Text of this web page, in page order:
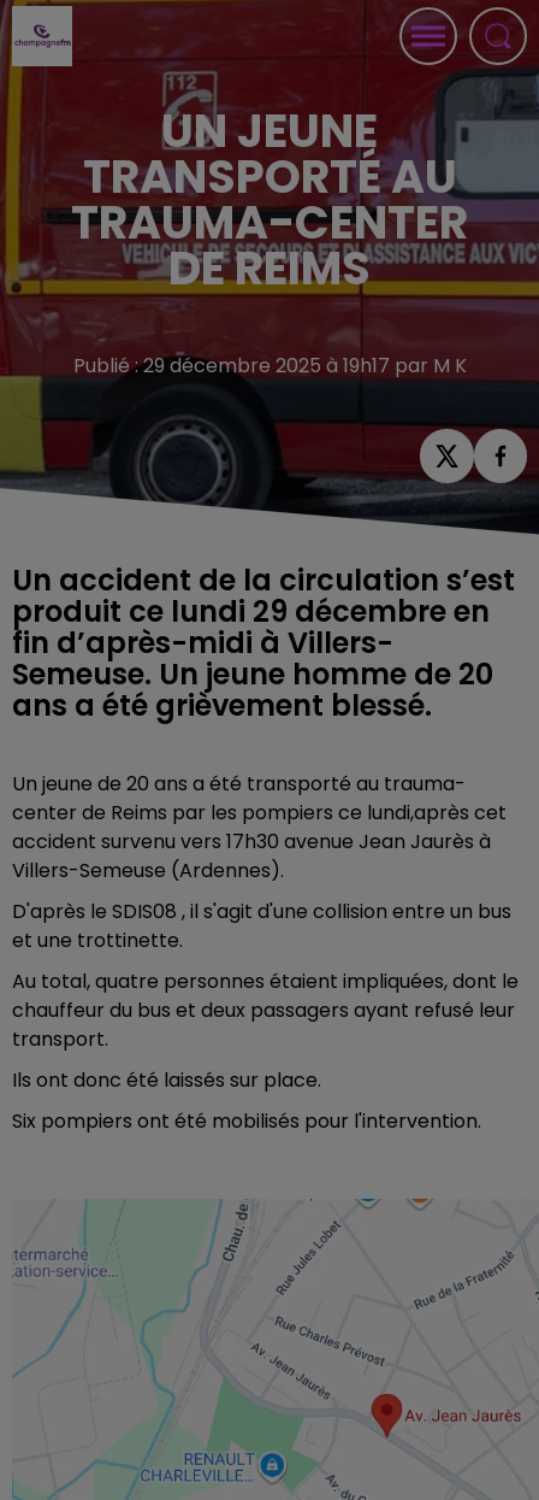
UN JEUNE
TRANSPORTÉ AU
TRAUMA-CENTER
DE REIMS
Publié : 29 décembre 2025 à 19h17 par M K
Un accident de la circulation s’est
produit ce lundi 29 décembre en
fin d’après-midi à Villers-
Semeuse. Un jeune homme de 20
ans a été grièvement blessé.
Un jeune de 20 ans a été transporté au trauma-
center de Reims par les pompiers ce lundi,après cet
accident survenu vers 17h30 avenue Jean Jaurès à
Villers-Semeuse (Ardennes).
D'après le SDIS08 , il s'agit d'une collision entre un bus
et une trottinette.
Au total, quatre personnes étaient impliquées, dont le
chauffeur du bus et deux passagers ayant refusé leur
transport.
Ils ont donc été laissés sur place.
Six pompiers ont été mobilisés pour l'intervention.